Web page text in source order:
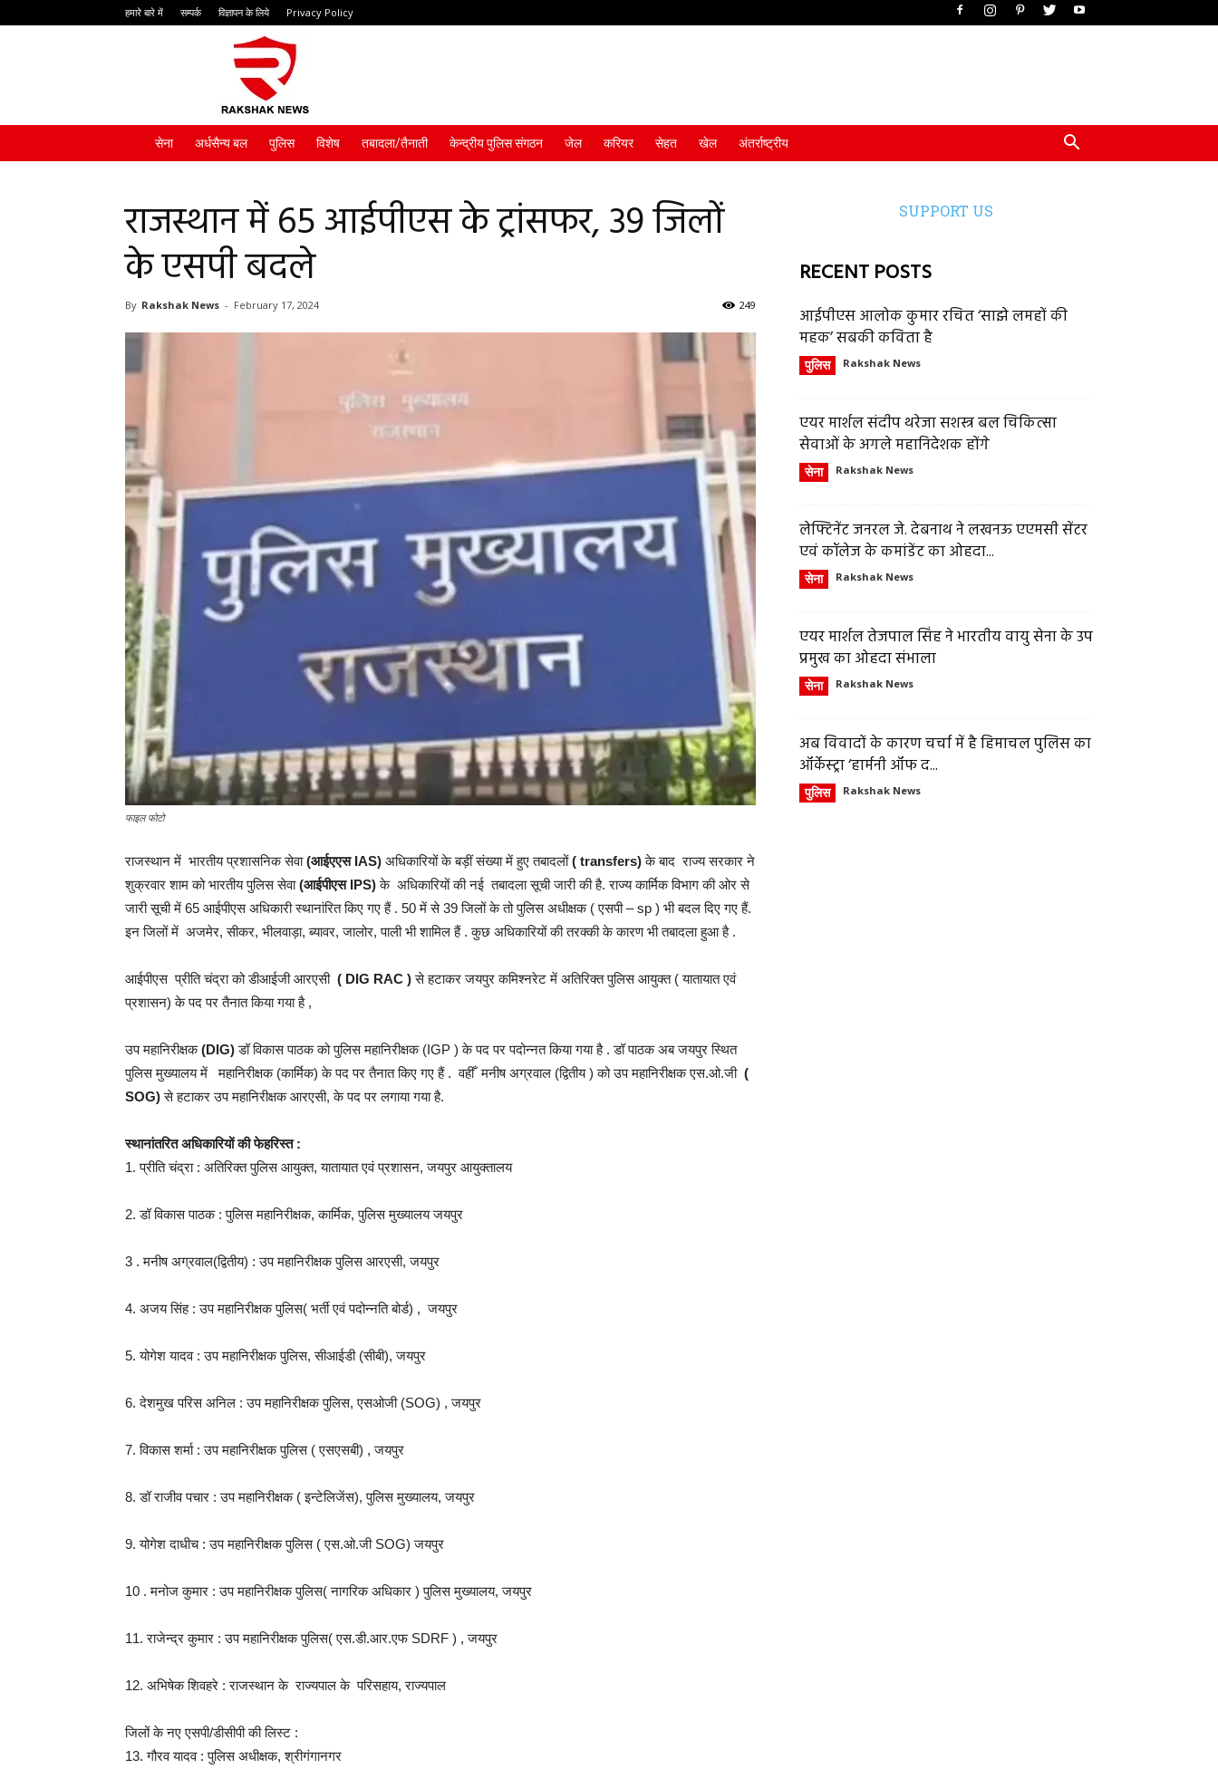
हमारे बारे में सम्पर्क विज्ञापन के लिये Privacy Policy
सेना अर्धसैन्य बल पुलिस विशेष तबादला/तैनाती केन्द्रीय पुलिस संगठन जेल करियर सेहत खेल अंतर्राष्ट्रीय
राजस्थान में 65 आईपीएस के ट्रांसफर, 39 जिलों
के एसपी बदले
By Rakshak News - February 17, 2024 249
फाइल फोटो
राजस्थान में भारतीय प्रशासनिक सेवा(आईएएस IAS) अधिकारियों के बड़ीं संख्या में हुए तबादलों( transfers)के बाद राज्य सरकार ने
शुक्रवार शाम को भारतीय पुलिस सेवा(आईपीएस IPS)के अधिकारियों की नई तबादला सूची जारी की है. राज्य कार्मिक विभाग की ओर से
जारी सूची में 65 आईपीएस अधिकारी स्थानांरित किए गए हैं . 50 में से 39 जिलों के तो पुलिस अधीक्षक ( एसपी – sp ) भी बदल दिए गए हैं.
इन जिलों में अजमेर, सीकर, भीलवाड़ा, ब्यावर, जालोर, पाली भी शामिल हैं . कुछ अधिकारियों की तरक्की के कारण भी तबादला हुआ है .
आईपीएस प्रीति चंद्रा को डीआईजी आरएसी ( DIG RAC )से हटाकर जयपुर कमिश्नरेट में अतिरिक्त पुलिस आयुक्त ( यातायात एवं
प्रशासन) के पद पर तैनात किया गया है ,
उप महानिरीक्षक(DIG)डॉ विकास पाठक को पुलिस महानिरीक्षक (IGP ) के पद पर पदोन्नत किया गया है . डॉ पाठक अब जयपुर स्थित
पुलिस मुख्यालय में महानिरीक्षक (कार्मिक) के पद पर तैनात किए गए हैं . वहीँ मनीष अग्रवाल (द्वितीय ) को उप महानिरीक्षक एस.ओ.जी (
SOG)से हटाकर उप महानिरीक्षक आरएसी, के पद पर लगाया गया है.
स्थानांतरित अधिकारियों की फेहरिस्त :
1. प्रीति चंद्रा : अतिरिक्त पुलिस आयुक्त, यातायात एवं प्रशासन, जयपुर आयुक्तालय
2. डॉ विकास पाठक : पुलिस महानिरीक्षक, कार्मिक, पुलिस मुख्यालय जयपुर
3 . मनीष अग्रवाल(द्वितीय) : उप महानिरीक्षक पुलिस आरएसी, जयपुर
4. अजय सिंह : उप महानिरीक्षक पुलिस( भर्ती एवं पदोन्नति बोर्ड) , जयपुर
5. योगेश यादव : उप महानिरीक्षक पुलिस, सीआईडी (सीबी), जयपुर
6. देशमुख परिस अनिल : उप महानिरीक्षक पुलिस, एसओजी (SOG) , जयपुर
7. विकास शर्मा : उप महानिरीक्षक पुलिस ( एसएसबी) , जयपुर
8. डॉ राजीव पचार : उप महानिरीक्षक ( इन्टेलिजेंस), पुलिस मुख्यालय, जयपुर
9. योगेश दाधीच : उप महानिरीक्षक पुलिस ( एस.ओ.जी SOG) जयपुर
10 . मनोज कुमार : उप महानिरीक्षक पुलिस( नागरिक अधिकार ) पुलिस मुख्यालय, जयपुर
11. राजेन्द्र कुमार : उप महानिरीक्षक पुलिस( एस.डी.आर.एफ SDRF ) , जयपुर
12. अभिषेक शिवहरे : राजस्थान के राज्यपाल के परिसहाय, राज्यपाल
जिलों के नए एसपी/डीसीपी की लिस्ट :
13. गौरव यादव : पुलिस अधीक्षक, श्रीगंगानगर
SUPPORT US
RECENT POSTS
आईपीएस आलोक कुमार रचित ‘साझे लमहों की
महक’ सबकी कविता है
पुलिस Rakshak News
एयर मार्शल संदीप थरेजा सशस्त्र बल चिकित्सा
सेवाओं के अगले महानिदेशक होंगे
सेना Rakshak News
लेफ्टिनेंट जनरल जे. देबनाथ ने लखनऊ एएमसी सेंटर
एवं कॉलेज के कमांडेंट का ओहदा...
सेना Rakshak News
एयर मार्शल तेजपाल सिंह ने भारतीय वायु सेना के उप
प्रमुख का ओहदा संभाला
सेना Rakshak News
अब विवादों के कारण चर्चा में है हिमाचल पुलिस का
ऑर्केस्ट्रा ‘हार्मनी ऑफ द...
पुलिस Rakshak News